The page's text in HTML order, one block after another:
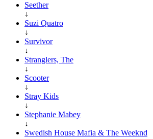
Seether
↓
Suzi Quatro
↓
Survivor
↓
Stranglers, The
↓
Scooter
↓
Stray Kids
↓
Stephanie Mabey
↓
Swedish House Mafia & The Weeknd